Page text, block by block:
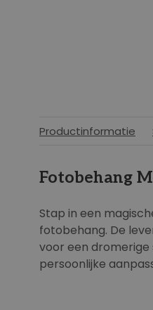
Productinformatie
Fotobehang
Stap in een
fotobehang. De
voor een
persoonlijke